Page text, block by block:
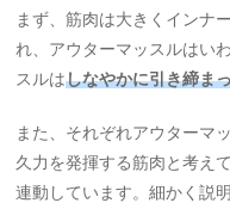
まず、筋肉は大きくインナ
れ、アウターマッスルはい
スルはしなやかに引き締ま
また、それぞれアウターマ
久力を発揮する筋肉と考え
連動しています。細かく説